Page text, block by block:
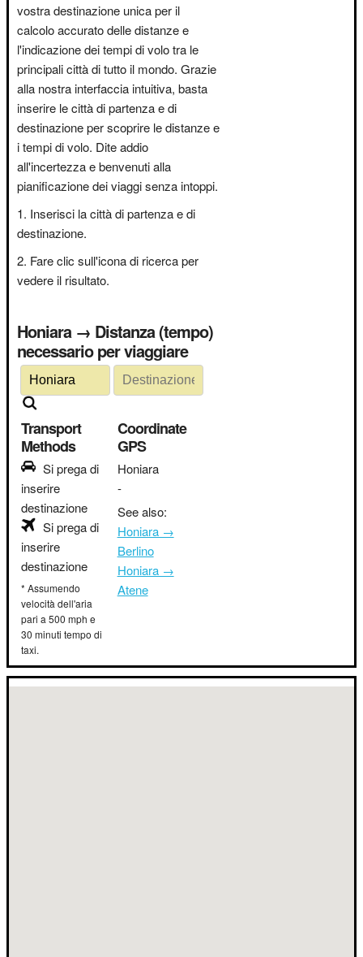
vostra destinazione unica per il
calcolo accurato delle distanze e
l'indicazione dei tempi di volo tra le
principali città di tutto il mondo. Grazie
alla nostra interfaccia intuitiva, basta
inserire le città di partenza e di
destinazione per scoprire le distanze e
i tempi di volo. Dite addio
all'incertezza e benvenuti alla
pianificazione dei viaggi senza intoppi.
Inserisci la città di partenza e di
destinazione.
Fare clic sull'icona di ricerca per
vedere il risultato.
Honiara → Distanza (tempo)
necessario per viaggiare
Transport
Methods
Si prega di
inserire
destinazione
Si prega di
inserire
destinazione
* Assumendo
velocità dell'aria
pari a 500 mph e
30 minuti tempo di
taxi.
Coordinate
GPS
Honiara
-
See also:
Honiara →
Berlino
Honiara →
Atene